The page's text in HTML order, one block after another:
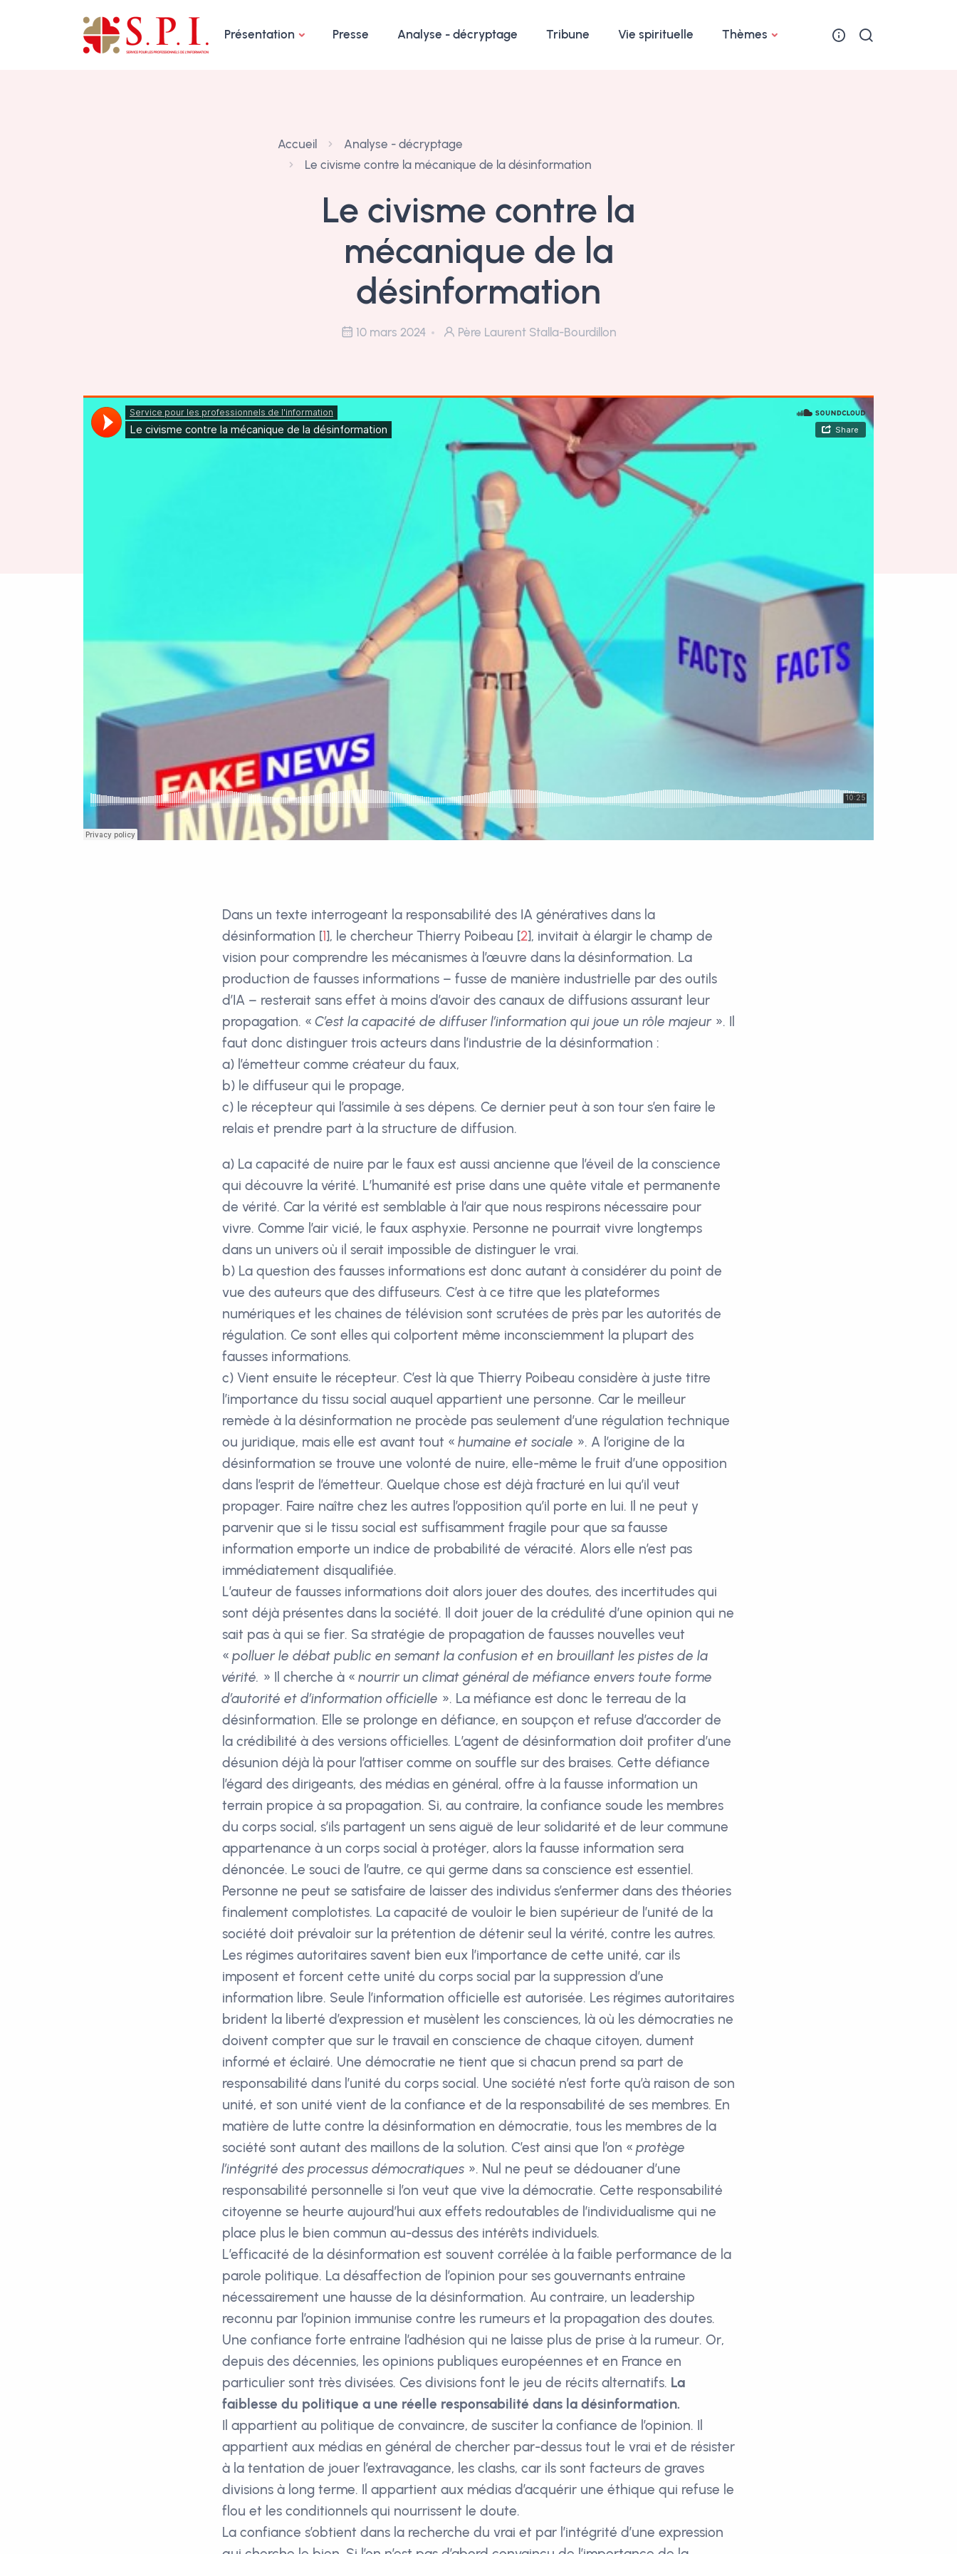
Présentation
Presse Analyse - décryptage Tribune Vie spirituelle Thèmes
Accueil
Analyse - décryptage
Le civisme contre la mécanique de la désinformation
Le civisme contre la
mécanique de la
désinformation
10 mars 2024 Père Laurent Stalla-Bourdillon
Dans un texte interrogeant la responsabilité des IA génératives dans la
désinformation [1], le chercheur Thierry Poibeau [2], invitait à élargir le champ de
vision pour comprendre les mécanismes à l’œuvre dans la désinformation. La
production de fausses informations – fusse de manière industrielle par des outils
d’IA – resterait sans effet à moins d’avoir des canaux de diffusions assurant leur
propagation. «C’est la capacité de diffuser l’information qui joue un rôle majeur ». Il
faut donc distinguer trois acteurs dans l’industrie de la désinformation :
a) l’émetteur comme créateur du faux,
b) le diffuseur qui le propage,
c) le récepteur qui l’assimile à ses dépens. Ce dernier peut à son tour s’en faire le
relais et prendre part à la structure de diffusion.
a) La capacité de nuire par le faux est aussi ancienne que l’éveil de la conscience
qui découvre la vérité. L’humanité est prise dans une quête vitale et permanente
de vérité. Car la vérité est semblable à l’air que nous respirons nécessaire pour
vivre. Comme l’air vicié, le faux asphyxie. Personne ne pourrait vivre longtemps
dans un univers où il serait impossible de distinguer le vrai.
b) La question des fausses informations est donc autant à considérer du point de
vue des auteurs que des diffuseurs. C’est à ce titre que les plateformes
numériques et les chaines de télévision sont scrutées de près par les autorités de
régulation. Ce sont elles qui colportent même inconsciemment la plupart des
fausses informations.
c) Vient ensuite le récepteur. C’est là que Thierry Poibeau considère à juste titre
l’importance du tissu social auquel appartient une personne. Car le meilleur
remède à la désinformation ne procède pas seulement d’une régulation technique
ou juridique, mais elle est avant tout «humaine et sociale ». A l’origine de la
désinformation se trouve une volonté de nuire, elle-même le fruit d’une opposition
dans l’esprit de l’émetteur. Quelque chose est déjà fracturé en lui qu’il veut
propager. Faire naître chez les autres l’opposition qu’il porte en lui. Il ne peut y
parvenir que si le tissu social est suffisamment fragile pour que sa fausse
information emporte un indice de probabilité de véracité. Alors elle n’est pas
immédiatement disqualifiée.
L’auteur de fausses informations doit alors jouer des doutes, des incertitudes qui
sont déjà présentes dans la société. Il doit jouer de la crédulité d’une opinion qui ne
sait pas à qui se fier. Sa stratégie de propagation de fausses nouvelles veut
«polluer le débat public en semant la confusion et en brouillant les pistes de la
vérité. » Il cherche à «nourrir un climat général de méfiance envers toute forme
d’autorité et d’information officielle ». La méfiance est donc le terreau de la
désinformation. Elle se prolonge en défiance, en soupçon et refuse d’accorder de
la crédibilité à des versions officielles. L’agent de désinformation doit profiter d’une
désunion déjà là pour l’attiser comme on souffle sur des braises. Cette défiance
l’égard des dirigeants, des médias en général, offre à la fausse information un
terrain propice à sa propagation. Si, au contraire, la confiance soude les membres
du corps social, s’ils partagent un sens aiguë de leur solidarité et de leur commune
appartenance à un corps social à protéger, alors la fausse information sera
dénoncée. Le souci de l’autre, ce qui germe dans sa conscience est essentiel.
Personne ne peut se satisfaire de laisser des individus s’enfermer dans des théories
finalement complotistes. La capacité de vouloir le bien supérieur de l’unité de la
société doit prévaloir sur la prétention de détenir seul la vérité, contre les autres.
Les régimes autoritaires savent bien eux l’importance de cette unité, car ils
imposent et forcent cette unité du corps social par la suppression d’une
information libre. Seule l’information officielle est autorisée. Les régimes autoritaires
brident la liberté d’expression et musèlent les consciences, là où les démocraties ne
doivent compter que sur le travail en conscience de chaque citoyen, dument
informé et éclairé. Une démocratie ne tient que si chacun prend sa part de
responsabilité dans l’unité du corps social. Une société n’est forte qu’à raison de son
unité, et son unité vient de la confiance et de la responsabilité de ses membres. En
matière de lutte contre la désinformation en démocratie, tous les membres de la
société sont autant des maillons de la solution. C’est ainsi que l’on «protège
l’intégrité des processus démocratiques ». Nul ne peut se dédouaner d’une
responsabilité personnelle si l’on veut que vive la démocratie. Cette responsabilité
citoyenne se heurte aujourd’hui aux effets redoutables de l’individualisme qui ne
place plus le bien commun au-dessus des intérêts individuels.
L’efficacité de la désinformation est souvent corrélée à la faible performance de la
parole politique. La désaffection de l’opinion pour ses gouvernants entraine
nécessairement une hausse de la désinformation. Au contraire, un leadership
reconnu par l’opinion immunise contre les rumeurs et la propagation des doutes.
Une confiance forte entraine l’adhésion qui ne laisse plus de prise à la rumeur. Or,
depuis des décennies, les opinions publiques européennes et en France en
particulier sont très divisées. Ces divisions font le jeu de récits alternatifs. La
faiblesse du politique a une réelle responsabilité dans la désinformation.
Il appartient au politique de convaincre, de susciter la confiance de l’opinion. Il
appartient aux médias en général de chercher par-dessus tout le vrai et de résister
à la tentation de jouer l’extravagance, les clashs, car ils sont facteurs de graves
divisions à long terme. Il appartient aux médias d’acquérir une éthique qui refuse le
flou et les conditionnels qui nourrissent le doute.
La confiance s’obtient dans la recherche du vrai et par l’intégrité d’une expression